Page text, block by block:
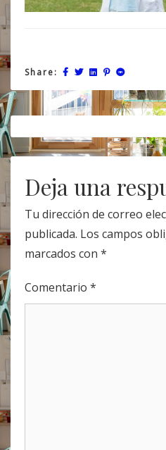
Share:
Post
Deja una
Tu dirección de correo
publicada. Los campos
marcados con *
Comentario *